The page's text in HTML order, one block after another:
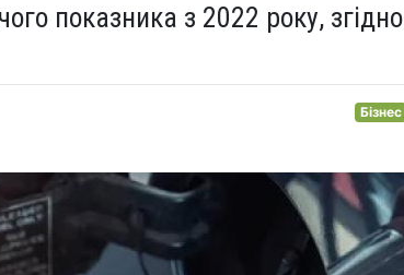
показника з 2022 року, згідно
Бізнес